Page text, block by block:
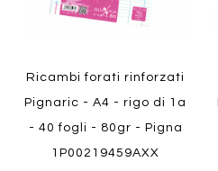
Ricambi forati rinforzati
Pignaric - A4 - rigo di 1a
- 40 fogli - 80gr - Pigna
1P00219459AXX